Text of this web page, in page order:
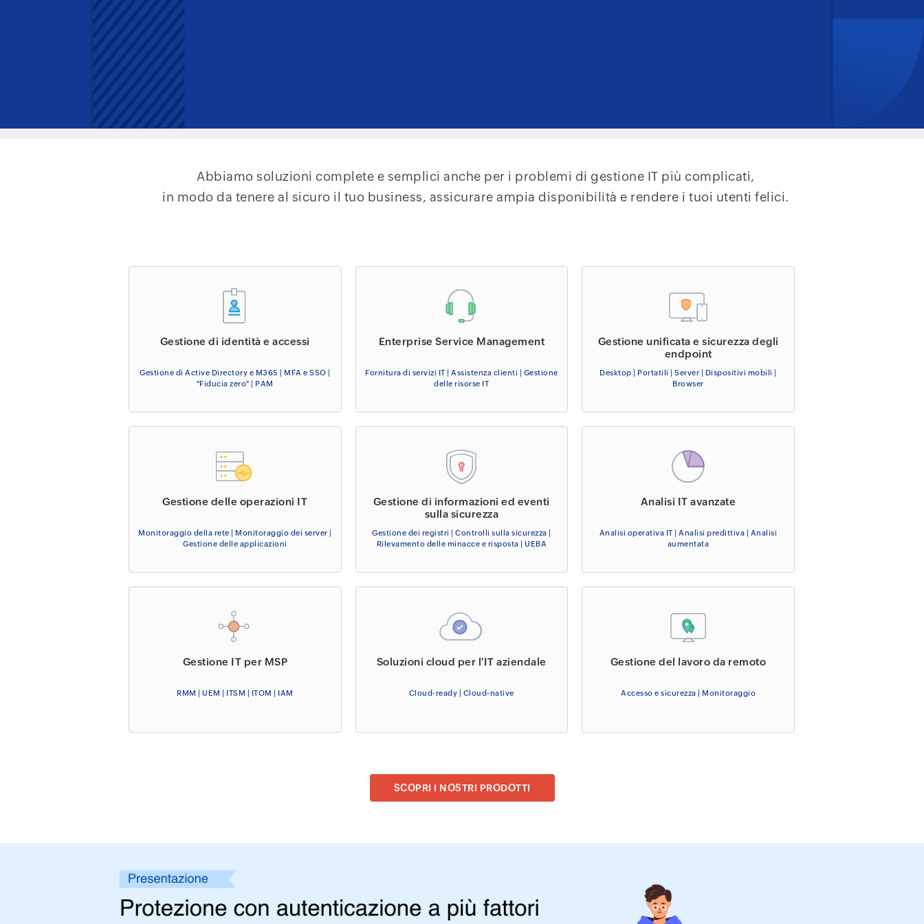
Abbiamo soluzioni complete e semplici anche per i problemi di gestione IT più complicati,
in modo da tenere al sicuro il tuo business, assicurare ampia disponibilità e rendere i tuoi utenti felici.
Gestione di identità e accessi
Gestione di Active Directory e M365 | MFA e SSO |
"Fiducia zero" | PAM
Enterprise Service Management
Fornitura di servizi IT | Assistenza clienti | Gestione
delle risorse IT
Gestione unificata e sicurezza degli
endpoint
Desktop | Portatili | Server | Dispositivi mobili |
Browser
Gestione delle operazioni IT
Monitoraggio della rete | Monitoraggio dei server |
Gestione delle applicazioni
Gestione di informazioni ed eventi
sulla sicurezza
Gestione dei registri | Controlli sulla sicurezza |
Rilevamento delle minacce e risposta | UEBA
Analisi IT avanzate
Analisi operativa IT | Analisi predittiva | Analisi
aumentata
Gestione IT per MSP
RMM | UEM | ITSM | ITOM | IAM
Soluzioni cloud per l'IT aziendale
Cloud-ready | Cloud-native
Gestione del lavoro da remoto
Accesso e sicurezza | Monitoraggio
SCOPRI I NOSTRI PRODOTTI